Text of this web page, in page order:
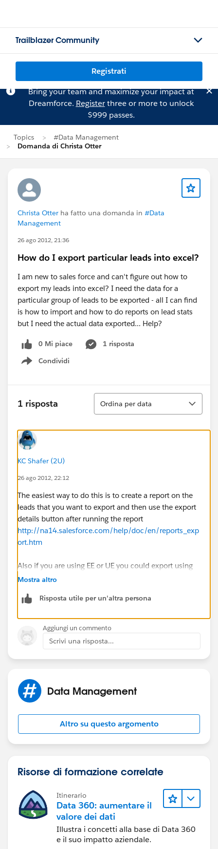
Trailblazer Community
Registrati
Bring your team and maximize your impact at
Dreamforce. Registerthree or more to unlock
$999 passes.
Topics
#Data Management
Domanda di Christa Otter
Christa Otter ha fatto una domanda in #Data
Management
26 ago 2012, 21:36
How do I export particular leads into excel?
I am new to sales force and can't figure out how to
export my leads into excel? I need the data for a
particular group of leads to be exported - all I can find
is how to import and how to do reports on lead stats
but I need the actual data exported... Help?
0 Mi piace
1 risposta
Condividi
Show menu
1 risposta
Ordina
Ordina per data
KC Shafer (2U)
26 ago 2012, 22:12
The easiest way to do this is to create a report on the
leads that you want to export and then use the export
details button after running the report
http://na14.salesforce.com/help/doc/en/reports_exp
ort.htm
Also if you are using EE or UE you could export using
the Apex Data Loader.
--KC
Mostra altro
Risposta utile per un'altra persona
Aggiungi un commento
Scrivi una risposta...
Data Management
Altro su questo argomento
Risorse di formazione correlate
Itinerario
Data 360: aumentare il
valore dei dati
Illustra i concetti alla base di Data 360
e il suo impatto aziendale.